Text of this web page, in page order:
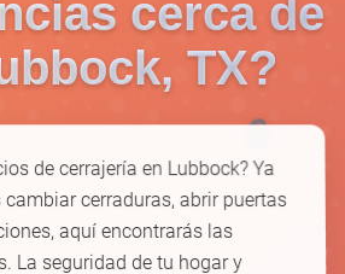
🔒
cerca de
TX?
de cerrajería en Lubbock? Ya
cambiar cerraduras, abrir puertas
aquí encontrarás las
La seguridad de tu hogar y